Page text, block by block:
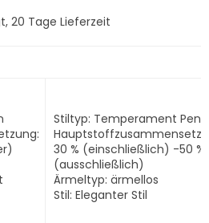
20 Tage Lieferzeit
Stiltyp: Temperament
30 % (einschließlich) -50 %
(ausschließlich)
Ärmeltyp: ärmellos
Stil: Eleganter Stil